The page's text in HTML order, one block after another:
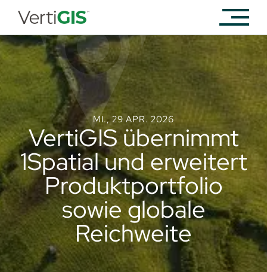
MI., 29 APR. 2026
VertiGIS übernimmt
1Spatial und erweitert
Produktportfolio
sowie globale
Reichweite